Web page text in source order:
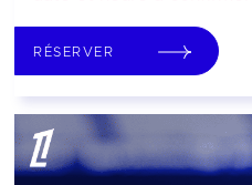
RÉSERVER